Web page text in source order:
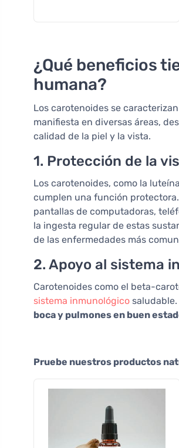
¿Qué beneficios
humana?
Los carotenoides se
manifiesta en diversas áreas,
calidad de la piel y la vista.
1. Protección de la
Los carotenoides, como la
cumplen una función
pantallas de computadoras,
la ingesta regular de estas
de las enfermedades más
2. Apoyo al sistema
Carotenoides como el beta-
sistema inmunológico
boca y pulmones en buen
Pruebe nuestros productos